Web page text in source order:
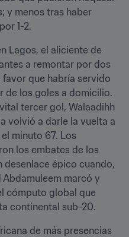
; y menos tras haber
1-2.
Lagos, el aliciente de
a remontar por dos
que habría servido
de los goles a domicilio.
tercer gol, Walaadihh
volvió a darle la vuelta a
minuto 67. Los
los embates de los
desenlace épico cuando,
marcó y
cómputo global que
continental sub-20.
de más presencias